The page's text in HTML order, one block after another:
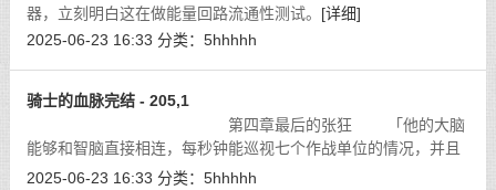
器，立刻明白这在做能量回路流通性测试。 [详细]
2025-06-23 16:33 分类： 5hhhhh
骑士的血脉完结 - 205,1
第四章最后的张狂 「他的大脑
能够和智脑直接相连，每秒钟能巡视七个作战单位的情况，并且
做出判断，下达相应命令，也就是说，他随时对战场上的一举一
2025-06-23 16:33 分类： 5hhhhh